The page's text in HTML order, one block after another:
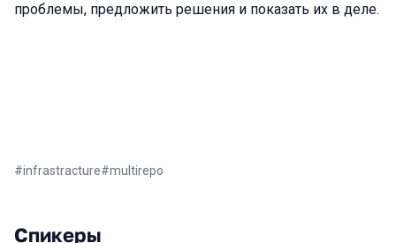
проблемы, предложить решения и показать их в деле.
#infrastracture#multirepo
Спикеры